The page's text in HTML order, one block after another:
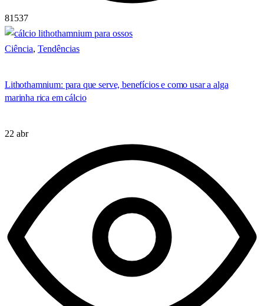
81537
Ciência, Tendências
Lithothamnium: para que serve, benefícios e como usar a alga
marinha rica em cálcio
22 abr